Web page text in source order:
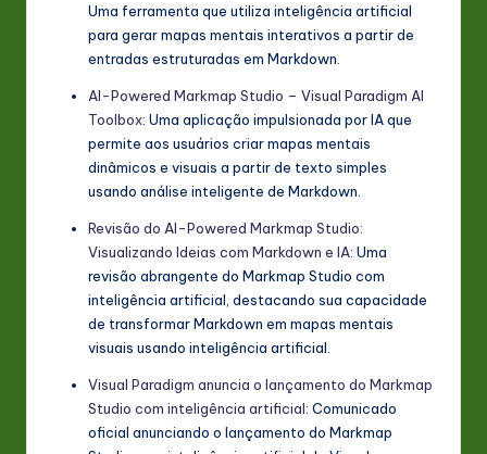
Uma ferramenta que utiliza inteligência artificial
para gerar mapas mentais interativos a partir de
entradas estruturadas em Markdown.
AI-Powered Markmap Studio – Visual Paradigm AI
Toolbox: Uma aplicação impulsionada por IA que
permite aos usuários criar mapas mentais
dinâmicos e visuais a partir de texto simples
usando análise inteligente de Markdown.
Revisão do AI-Powered Markmap Studio:
Visualizando Ideias com Markdown e IA: Uma
revisão abrangente do Markmap Studio com
inteligência artificial, destacando sua capacidade
de transformar Markdown em mapas mentais
visuais usando inteligência artificial.
Visual Paradigm anuncia o lançamento do Markmap
Studio com inteligência artificial: Comunicado
oficial anunciando o lançamento do Markmap